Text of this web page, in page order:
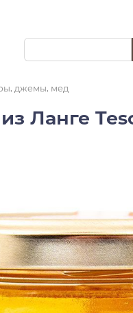
джемы, мед
Ланге